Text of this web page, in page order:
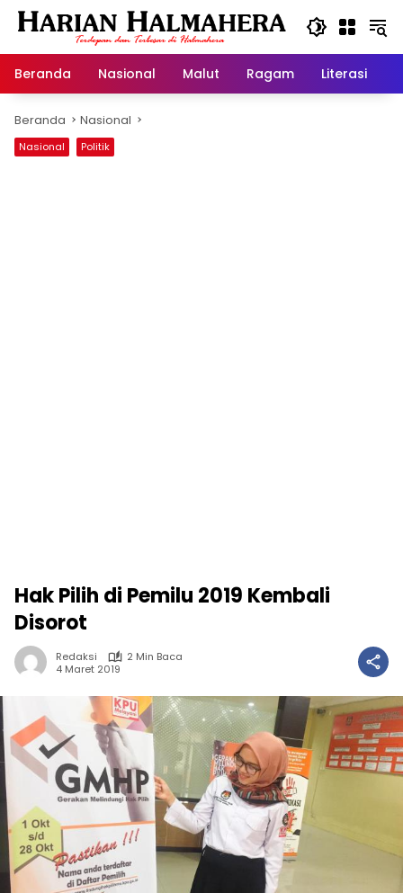
Langsung
Beranda
Nasional Malut Ragam Literasi
Beranda Nasional
Nasional Politik
Hak Pilih di Pemilu 2019 Kembali
Disorot
Redaksi
2 Min Baca
4 Maret 2019